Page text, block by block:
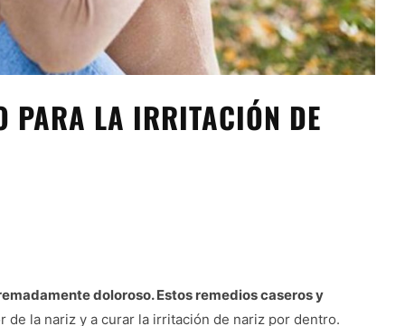
PARA LA IRRITACIÓN DE
doloroso. Estos remedios caseros y
de la nariz y a curar la irritación de nariz por dentro.